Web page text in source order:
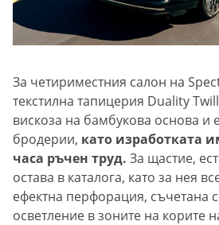
За четириместния салон на
текстилна тапицерия Duality
вискоза на бамбукова основа и
бродерии, като изработката
часа ръчен труд. За щастие,
остава в каталога, като за нея
ефектна перфорация, съчетана
осветление в зоните на корите